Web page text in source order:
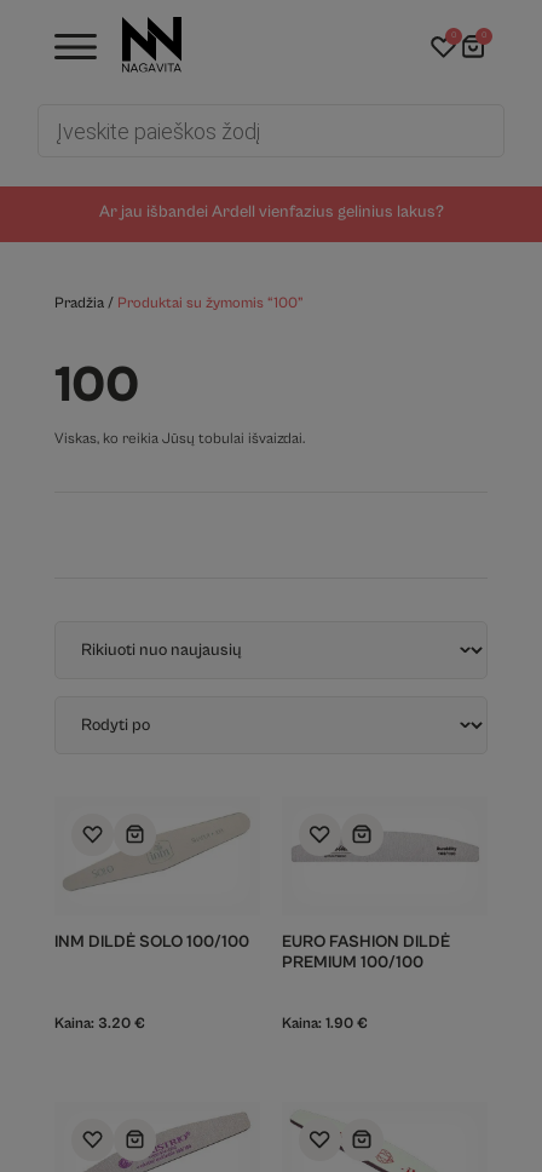
Ar jau išbandei Ardell vienfazius gelinius lakus?
0 0
Pradžia/ Produktai su žymomis “100”
100
Viskas, ko reikia Jūsų tobulai išvaizdai.
INM DILDĖ SOLO 100/100
Kaina: 3.20 €
EURO FASHION DILDĖ
PREMIUM 100/100
Kaina: 1.90 €